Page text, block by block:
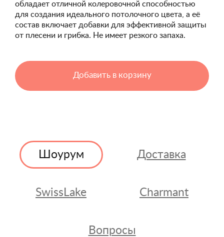
обладает отличной колеровочной способностью
для создания идеального потолочного цвета, а её
состав включает добавки для эффективной защиты
от плесени и грибка. Не имеет резкого запаха.
Добавить в корзину
Шоурум Доставка
SwissLake Charmant
Вопросы